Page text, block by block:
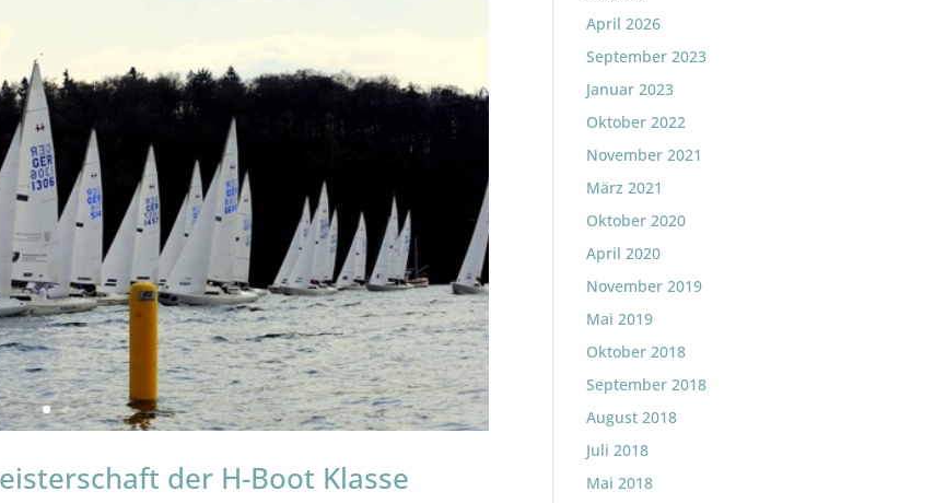
der H-Boot Klasse
April 2026
September 2023
Januar 2023
Oktober 2022
November 2021
März 2021
Oktober 2020
April 2020
November 2019
Mai 2019
Oktober 2018
September 2018
August 2018
Juli 2018
Mai 2018